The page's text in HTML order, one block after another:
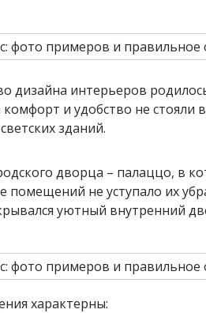
дизайна интерьеров
и удобство не стояли
зданий.
дворца – палаццо, в
не уступало их
уютный внутренний
характерны: